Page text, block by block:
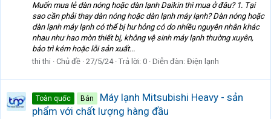
Muốn mua lẻ dàn nóng hoặc dàn lạnh Daikin thì mua ở đâu? 1. Tại
sao cần phải thay dàn nóng hoặc dàn lạnh máy lạnh? Dàn nóng hoặc
dàn lạnh máy lạnh có thể bị hư hỏng có do nhiều nguyên nhân khác
nhau như hao mòn thiết bị, không vệ sinh máy lạnh thường xuyên,
bảo trì kém hoặc lỗi sản xuất...
thi thi
Chủ đề 27/5/24 Trả lời: 0 Diễn đàn: Điện lạnh
Toàn quốc Bán
Máy lạnh Mitsubishi Heavy - sản
phẩm với chất lượng hàng đầu